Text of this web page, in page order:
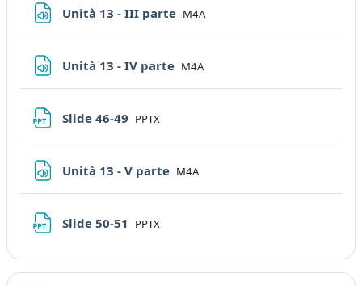
Unità 13 - III parte File
M4A
Unità 13 - IV parte File
M4A
Slide 46-49 File
PPTX
Unità 13 - V parte File
M4A
Slide 50-51 File
PPTX